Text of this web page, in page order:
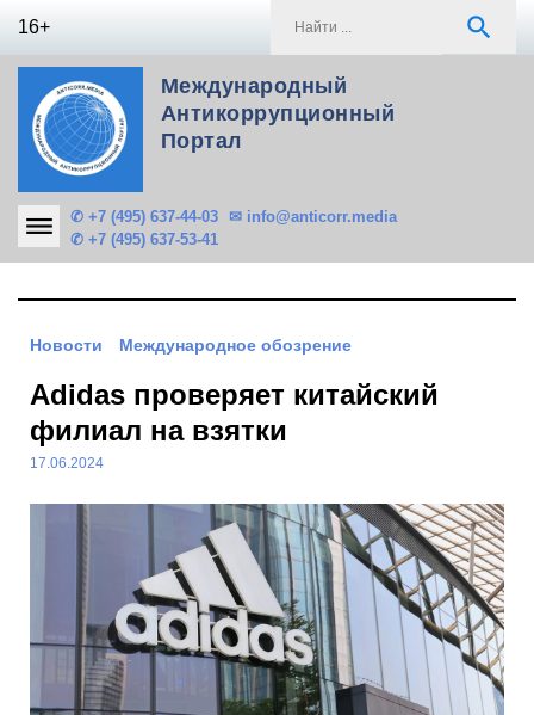
16+ search
Международный
Антикоррупционный
Портал
✆ +7 (495) 637-44-03
✆ +7 (495) 637-53-41
✉ info@anticorr.media
Новости Международное обозрение
Adidas проверяет китайский
филиал на взятки
17.06.2024